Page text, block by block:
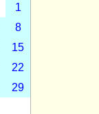
1
8
15
22
29